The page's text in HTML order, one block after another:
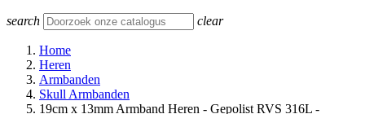
search clear
Home
Heren
Armbanden
Skull Armbanden
19cm x 13mm Armband Heren - Gepolist RVS 316L -